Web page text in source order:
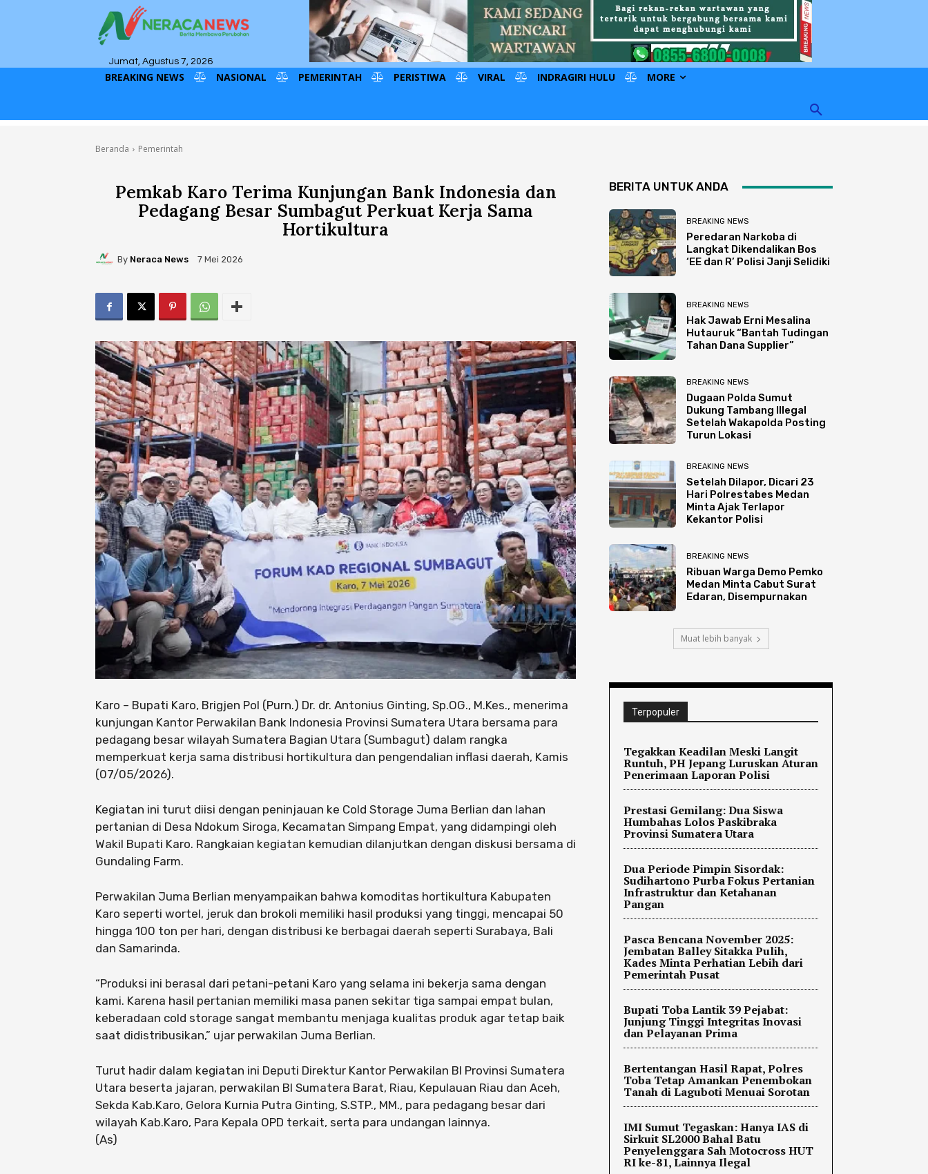
Jumat, Agustus 7, 2026
BREAKING NEWS NASIONAL PEMERINTAH PERISTIWA VIRAL INDRAGIRI HULU MORE
Beranda Pemerintah
Pemkab Karo Terima Kunjungan Bank Indonesia dan
Pedagang Besar Sumbagut Perkuat Kerja Sama
Hortikultura
By Neraca News 7 Mei 2026
Karo – Bupati Karo, Brigjen Pol (Purn.) Dr. dr. Antonius Ginting, Sp.OG., M.Kes., menerima
kunjungan Kantor Perwakilan Bank Indonesia Provinsi Sumatera Utara bersama para
pedagang besar wilayah Sumatera Bagian Utara (Sumbagut) dalam rangka
memperkuat kerja sama distribusi hortikultura dan pengendalian inflasi daerah, Kamis
(07/05/2026).
Kegiatan ini turut diisi dengan peninjauan ke Cold Storage Juma Berlian dan lahan
pertanian di Desa Ndokum Siroga, Kecamatan Simpang Empat, yang didampingi oleh
Wakil Bupati Karo. Rangkaian kegiatan kemudian dilanjutkan dengan diskusi bersama di
Gundaling Farm.
Perwakilan Juma Berlian menyampaikan bahwa komoditas hortikultura Kabupaten
Karo seperti wortel, jeruk dan brokoli memiliki hasil produksi yang tinggi, mencapai 50
hingga 100 ton per hari, dengan distribusi ke berbagai daerah seperti Surabaya, Bali
dan Samarinda.
“Produksi ini berasal dari petani-petani Karo yang selama ini bekerja sama dengan
kami. Karena hasil pertanian memiliki masa panen sekitar tiga sampai empat bulan,
keberadaan cold storage sangat membantu menjaga kualitas produk agar tetap baik
saat didistribusikan,” ujar perwakilan Juma Berlian.
Turut hadir dalam kegiatan ini Deputi Direktur Kantor Perwakilan BI Provinsi Sumatera
Utara beserta jajaran, perwakilan BI Sumatera Barat, Riau, Kepulauan Riau dan Aceh,
Sekda Kab.Karo, Gelora Kurnia Putra Ginting, S.STP., MM., para pedagang besar dari
wilayah Kab.Karo, Para Kepala OPD terkait, serta para undangan lainnya.
(As)
BERITA UNTUK ANDA
BREAKING NEWS
Peredaran Narkoba di
Langkat Dikendalikan Bos
‘EE dan R’ Polisi Janji Selidiki
BREAKING NEWS
Hak Jawab Erni Mesalina
Hutauruk “Bantah Tudingan
Tahan Dana Supplier”
BREAKING NEWS
Dugaan Polda Sumut
Dukung Tambang Illegal
Setelah Wakapolda Posting
Turun Lokasi
BREAKING NEWS
Setelah Dilapor, Dicari 23
Hari Polrestabes Medan
Minta Ajak Terlapor
Kekantor Polisi
BREAKING NEWS
Ribuan Warga Demo Pemko
Medan Minta Cabut Surat
Edaran, Disempurnakan
Muat lebih banyak
Terpopuler
Tegakkan Keadilan Meski Langit
Runtuh, PH Jepang Luruskan Aturan
Penerimaan Laporan Polisi
Prestasi Gemilang: Dua Siswa
Humbahas Lolos Paskibraka
Provinsi Sumatera Utara
Dua Periode Pimpin Sisordak:
Sudihartono Purba Fokus Pertanian
Infrastruktur dan Ketahanan
Pangan
Pasca Bencana November 2025:
Jembatan Balley Sitakka Pulih,
Kades Minta Perhatian Lebih dari
Pemerintah Pusat
Bupati Toba Lantik 39 Pejabat:
Junjung Tinggi Integritas Inovasi
dan Pelayanan Prima
Bertentangan Hasil Rapat, Polres
Toba Tetap Amankan Penembokan
Tanah di Laguboti Menuai Sorotan
IMI Sumut Tegaskan: Hanya IAS di
Sirkuit SL2000 Bahal Batu
Penyelenggara Sah Motocross HUT
RI ke-81, Lainnya Ilegal